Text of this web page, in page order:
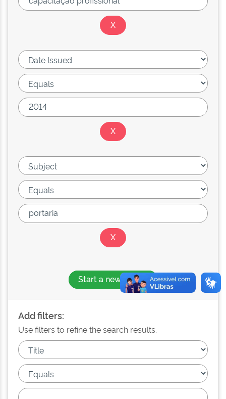
Start a new search
Add filters:
Use filters to refine the search results.